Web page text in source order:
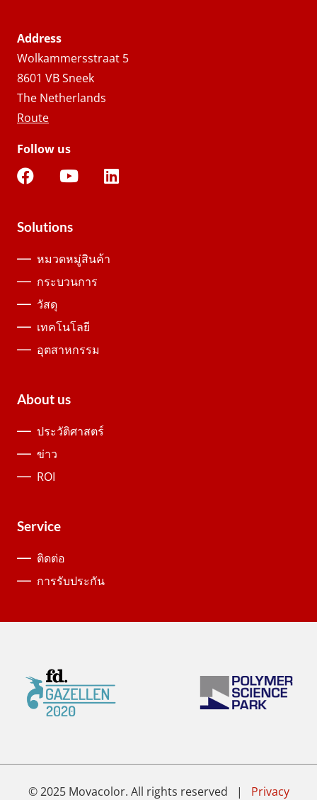
Address
Wolkammersstraat 5
8601 VB Sneek
The Netherlands
Route
Follow us
Solutions
หมวดหมู่สินค้า
กระบวนการ
วัสดุ
เทคโนโลยี
อุตสาหกรรม
About us
ประวัติศาสตร์
ข่าว
ROI
Service
ติดต่อ
การรับประกัน
© 2025 Movacolor. All rights reserved | Privacy